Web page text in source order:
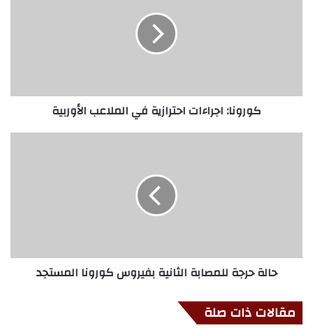
كورونا: اجراءات احترازية في الملاعب الأوربية
حالة حرجة للمصابة الثانية بفيروس كورونا المستجد
مقالات ذات صلة